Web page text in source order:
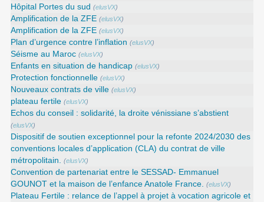
Hôpital Portes du sud (elusVX)
Amplification de la ZFE (elusVX)
Amplification de la ZFE (elusVX)
Plan d’urgence contre l’inflation (elusVX)
Séisme au Maroc (elusVX)
Enfants en situation de handicap (elusVX)
Protection fonctionnelle (elusVX)
Nouveaux contrats de ville (elusVX)
plateau fertile (elusVX)
Echos du conseil : solidarité, la droite vénissiane s’abstient
(elusVX)
Dispositif de soutien exceptionnel pour la refonte 2024/2030 des
conventions locales d’application (CLA) du contrat de ville
métropolitain. (elusVX)
Convention de partenariat entre le SESSAD- Emmanuel
GOUNOT et la maison de l’enfance Anatole France. (elusVX)
Plateau Fertile : relance de l’appel à projet à vocation agricole et